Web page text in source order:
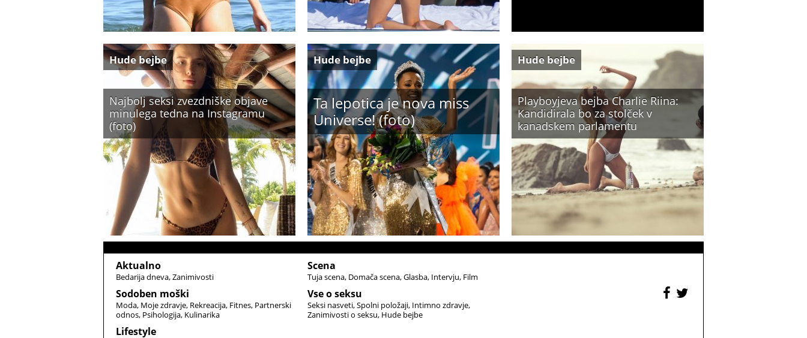
Najbolj seksi zvezdniške objave
minulega tedna na Instagramu
(foto)
Hude bejbe
Ta lepotica je nova miss
Universe! (foto)
Hude bejbe
Playboyjeva bejba Charlie Riina:
Kandidirala bo za stolček v
kanadskem parlamentu
Hude bejbe
Aktualno
Bedarija dneva Zanimivosti
Sodoben moški
Moda Moje zdravje Rekreacija Fitnes Partnerski
odnos Psihologija Kulinarika
Lifestyle
Scena
Tuja scena Domača scena Glasba Intervju Film
Vse o seksu
Seksi nasveti Spolni položaji Intimno zdravje
Zanimivosti o seksu Hude bejbe